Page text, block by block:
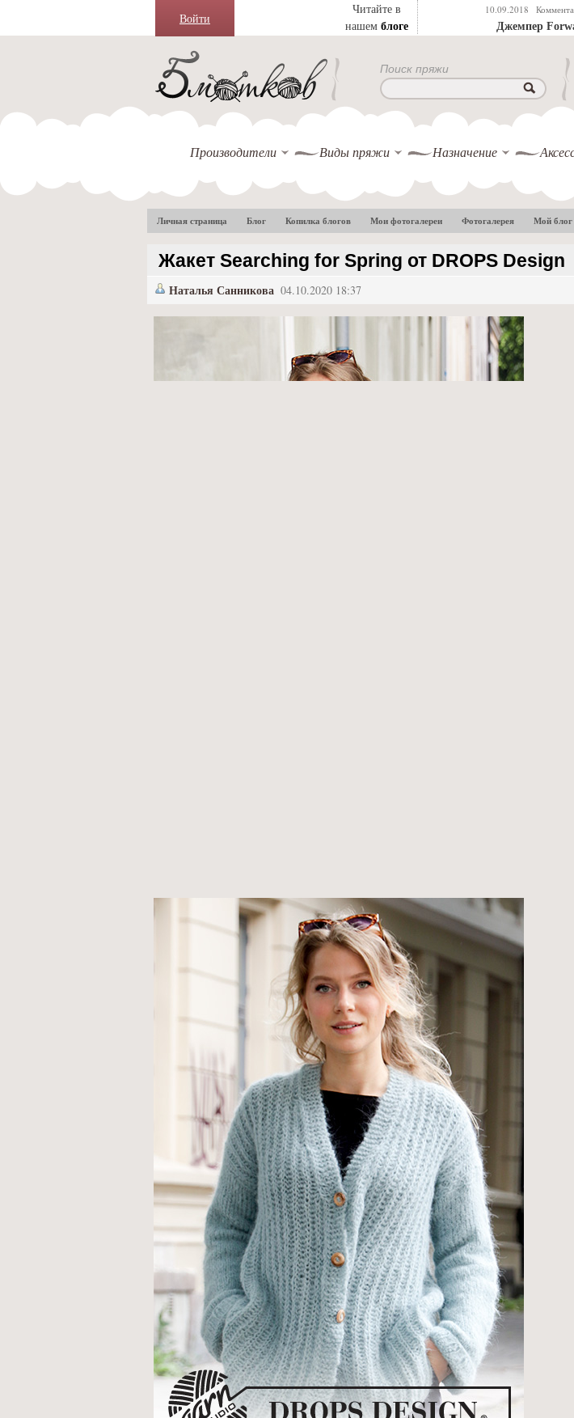
Войти
Читайте в
нашем блоге
10.09.2018
Джемпер
Поиск пряжи
Производители Виды пряжи Назначение
Личная страница Блог Копилка блогов Мои фотогалереи Фотогалерея Мой блог
Жакет Searching for Spring от DROPS Design
Наталья Санникова 04.10.2020 18:37